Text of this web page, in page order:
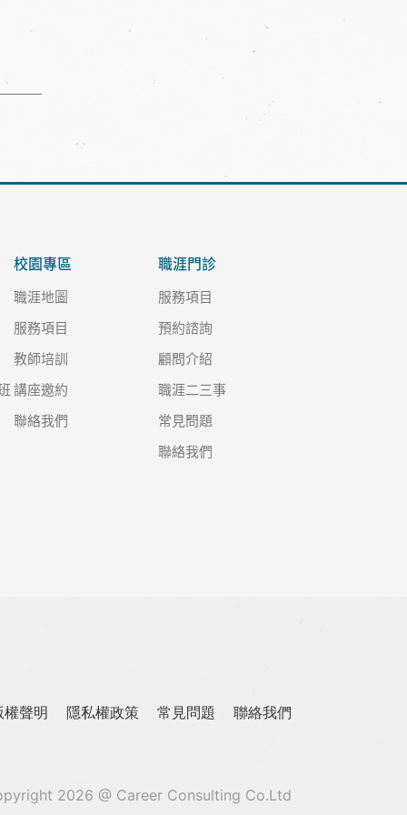
校園專區
職涯地圖
服務項目
教師培訓
講座邀約
聯絡我們
職涯門診
服務項目
預約諮詢
顧問介紹
職涯二三事
常見問題
聯絡我們
權聲明 隱私權政策 常見問題 聯絡我們
2026 @ Career Consulting Co.Ltd